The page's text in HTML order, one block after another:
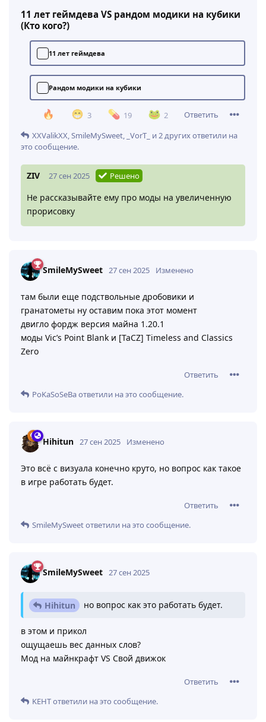
11 лет геймдева VS рандом модики на кубики
(Кто кого?)
11 лет геймдева
Рандом модики на кубики
3 19 2
Ответить
XXValikXX SmileMySweet _VorT_ и 2 другихответили на
это сообщение.
ZIV 27 сен 2025 Решено
Не рассказывайте ему про моды на увеличенную
прорисовку
SmileMySweet 27 сен 2025 Изменено
там были еще подствольные дробовики и
гранатометы ну оставим пока этот момент
двигло фордж версия майна 1.20.1
моды Vic’s Point Blank и [TaCZ] Timeless and Classics
Zero
Ответить
PoKaSoSeBaответили на это сообщение.
Hihitun 27 сен 2025 Изменено
Это всё с визуала конечно круто, но вопрос как такое
в игре работать будет.
Ответить
SmileMySweetответили на это сообщение.
SmileMySweet 27 сен 2025
Hihitun но вопрос как это работать будет.
в этом и прикол
ощущаешь вес данных слов?
Мод на майнкрафт VS Свой движок
Ответить
KEHTответили на это сообщение.